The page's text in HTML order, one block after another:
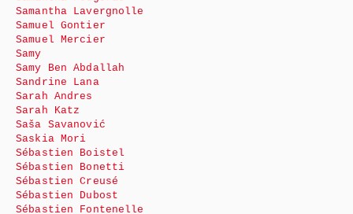
Samantha Lavergnolle
Samuel Gontier
Samuel Mercier
Samy
Samy Ben Abdallah
Sandrine Lana
Sarah Andres
Sarah Katz
Saša Savanović
Saskia Mori
Sébastien Boistel
Sébastien Bonetti
Sébastien Creusé
Sébastien Dubost
Sébastien Fontenelle